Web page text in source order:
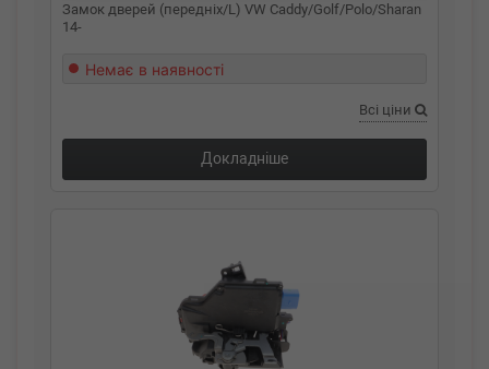
Замок дверей (передніх/L) VW Caddy/Golf/Polo/Sharan
14-
Немає в наявності
Всі ціни
Докладніше